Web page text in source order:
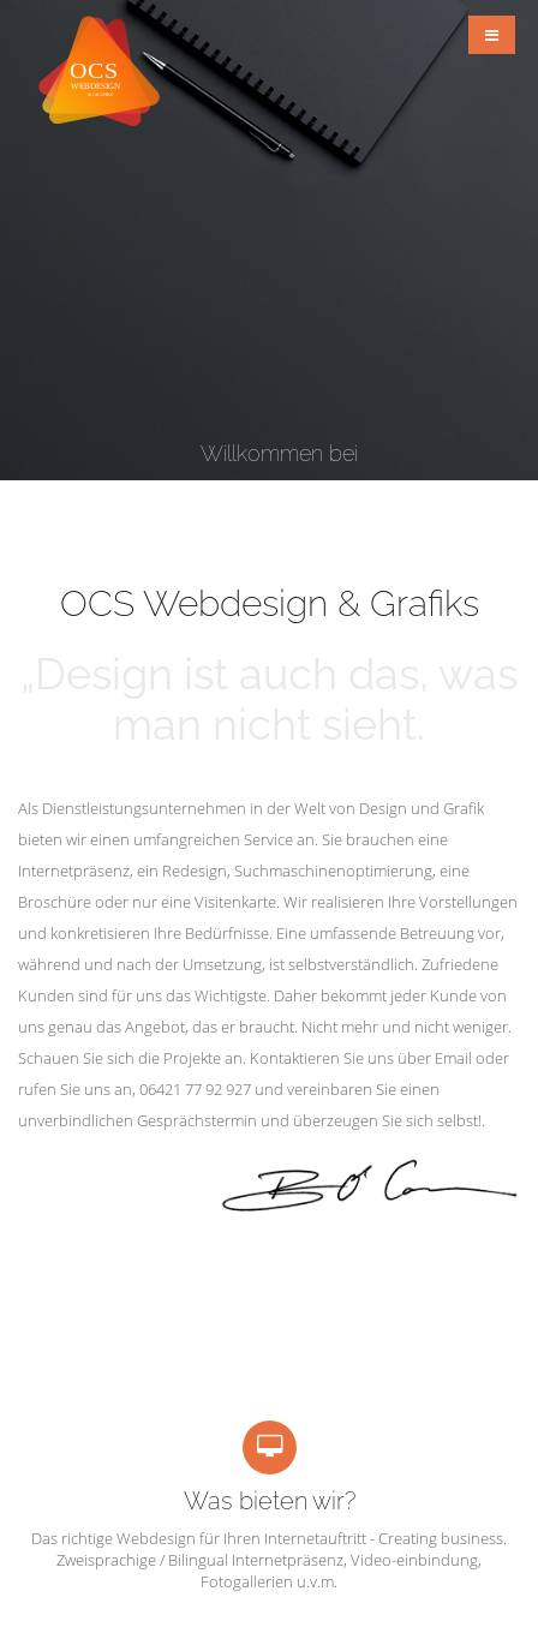
Willkommen bei
OCS Webdesign & Grafiks
Als Dienstleistungsunternehmen in der Welt von Design und Grafik
bieten wir einen umfangreichen Service an. Sie brauchen eine
Internetpräsenz, ein Redesign, Suchmaschinenoptimierung, eine
Broschüre oder nur eine Visitenkarte. Wir realisieren Ihre Vorstellungen
und konkretisieren Ihre Bedürfnisse. Eine umfassende Betreuung vor,
während und nach der Umsetzung, ist selbstverständlich. Zufriedene
Kunden sind für uns das Wichtigste. Daher bekommt jeder Kunde von
uns genau das Angebot, das er braucht. Nicht mehr und nicht weniger.
Schauen Sie sich die Projekte an. Kontaktieren Sie uns über Email oder
rufen Sie uns an, 06421 77 92 927 und vereinbaren Sie einen
unverbindlichen Gesprächstermin und überzeugen Sie sich selbst!.
Was bieten wir?
Das richtige Webdesign für Ihren Internetauftritt - Creating business.
Zweisprachige / Bilingual Internetpräsenz, Video-einbindung,
Fotogallerien u.v.m.